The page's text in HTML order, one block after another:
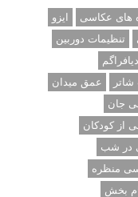
های عکاسی
ایزو
تنظیمات دوربین
عمق میدان
جان
از کودکان
در شب
منظره
بخش